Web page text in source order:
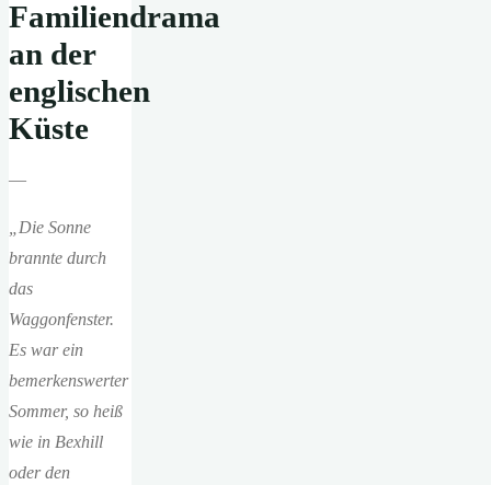
Familiendrama
an der
englischen
Küste
—
„Die Sonne
brannte durch
das
Waggonfenster.
Es war ein
bemerkenswerter
Sommer, so heiß
wie in Bexhill
oder den